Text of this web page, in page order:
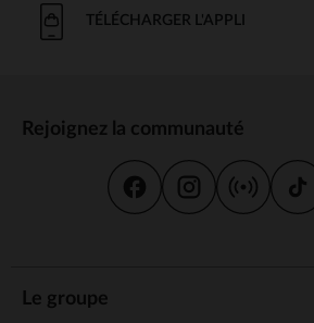
TÉLÉCHARGER L'APPLI
Rejoignez la communauté
Le groupe